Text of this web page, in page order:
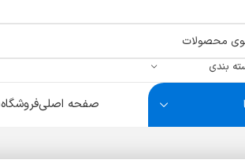
بندی
صفحه اصلیفروشگاه